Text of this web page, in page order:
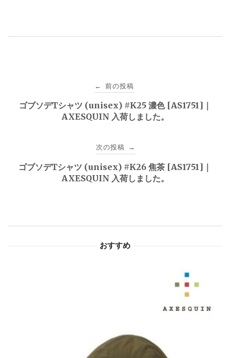
← 前の投稿
ゴブソデTシャツ (unisex) #K25 濃色 [AS1751]｜
AXESQUIN 入荷しました。
次の投稿 →
ゴブソデTシャツ (unisex) #K26 焦茶 [AS1751]｜
AXESQUIN 入荷しました。
おすすめ